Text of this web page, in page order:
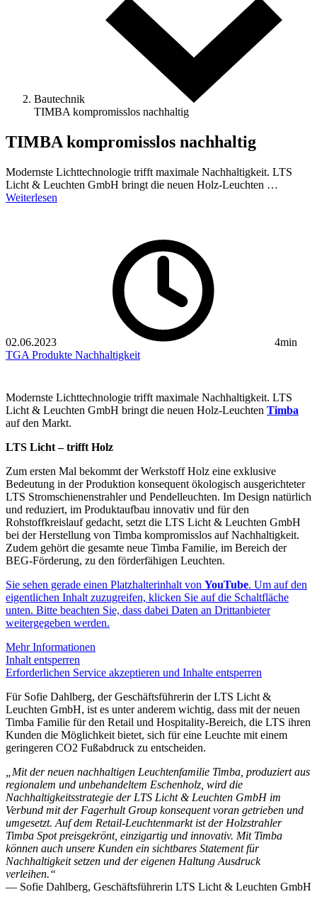
Bautechnik
TIMBA kompromisslos nachhaltig
TIMBA kompromisslos nachhaltig
Modernste Lichttechnologie trifft maximale Nachhaltigkeit. LTS
Licht & Leuchten GmbH bringt die neuen Holz-Leuchten …
Weiterlesen
02.06.2023
4min
TGA Produkte Nachhaltigkeit
Modernste Lichttechnologie trifft maximale Nachhaltigkeit. LTS
Licht & Leuchten GmbH bringt die neuen Holz-Leuchten Timba
auf den Markt.
LTS Licht – trifft Holz
Zum ersten Mal bekommt der Werkstoff Holz eine exklusive
Bedeutung in der Produktion konsequent ökologisch ausgerichteter
LTS Stromschienenstrahler und Pendelleuchten. Im Design natürlich
und reduziert, im Produktaufbau innovativ und für den
Rohstoffkreislauf gedacht, setzt die LTS Licht & Leuchten GmbH
bei der Herstellung von Timba kompromisslos auf Nachhaltigkeit.
Zudem gehört die gesamte neue Timba Familie, im Bereich der
BEG-Förderung, zu den förderfähigen Leuchten.
Sie sehen gerade einen Platzhalterinhalt von YouTube. Um auf den
eigentlichen Inhalt zuzugreifen, klicken Sie auf die Schaltfläche
unten. Bitte beachten Sie, dass dabei Daten an Drittanbieter
weitergegeben werden.
Mehr Informationen
Inhalt entsperren
Erforderlichen Service akzeptieren und Inhalte entsperren
Für Sofie Dahlberg, der Geschäftsführerin der LTS Licht &
Leuchten GmbH, ist es unter anderem wichtig, dass mit der neuen
Timba Familie für den Retail und Hospitality-Bereich, die LTS ihren
Kunden die Möglichkeit bietet, sich für eine Leuchte mit einem
geringeren CO2 Fußabdruck zu entscheiden.
„Mit der neuen nachhaltigen Leuchtenfamilie Timba, produziert aus
regionalem und unbehandeltem Eschenholz, wird die
Nachhaltigkeitsstrategie der LTS Licht & Leuchten GmbH im
Verbund mit der Fagerhult Group konsequent voran getrieben und
umgesetzt. Auf dem Retail-Leuchtenmarkt ist der Holzstrahler
Timba Spot preisgekrönt, einzigartig und innovativ. Mit Timba
können auch unsere Kunden ein sichtbares Statement für
Nachhaltigkeit setzen und der eigenen Haltung Ausdruck
verleihen.“
— Sofie Dahlberg, Geschäftsführerin LTS Licht & Leuchten GmbH